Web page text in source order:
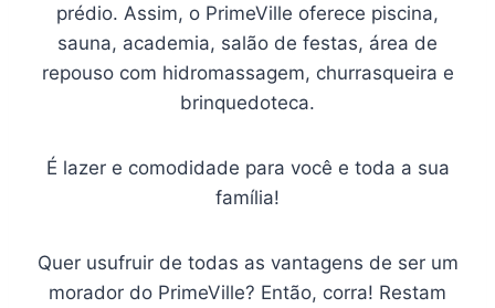
prédio. Assim, o PrimeVille oferece piscina,
sauna, academia, salão de festas, área de
repouso com hidromassagem, churrasqueira e
brinquedoteca.
É lazer e comodidade para você e toda a sua
família!
Quer usufruir de todas as vantagens de ser um
morador do PrimeVille? Então, corra! Restam